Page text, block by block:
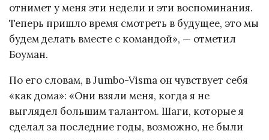
отнимет у меня эти недели и эти воспоминания.
Теперь пришло время смотреть в будущее, это мы
будем делать вместе с командой», — отметил
Боуман.
По его словам, в Jumbo-Visma он чувствует себя
«как дома»: «Они взяли меня, когда я не
выглядел большим талантом. Шаги, которые я
сделал за последние годы, возможно, не были